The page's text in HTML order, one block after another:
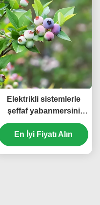
Elektrikli sistemlerle
şeffaf yabanmersini
seraları kolayca monte
edilebilir
En İyi Fiyatı Alın